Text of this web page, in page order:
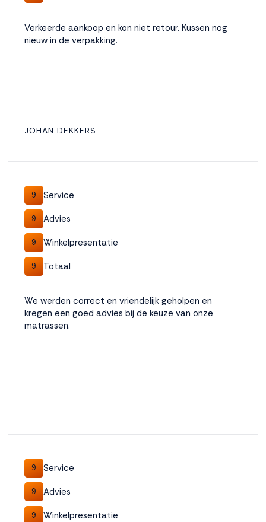
Verkeerde aankoop en kon niet retour. Kussen nog
nieuw in de verpakking.
JOHAN DEKKERS
9 Service
9 Advies
9 Winkelpresentatie
9 Totaal
We werden correct en vriendelijk geholpen en
kregen een goed advies bij de keuze van onze
matrassen.
9 Service
9 Advies
9 Winkelpresentatie